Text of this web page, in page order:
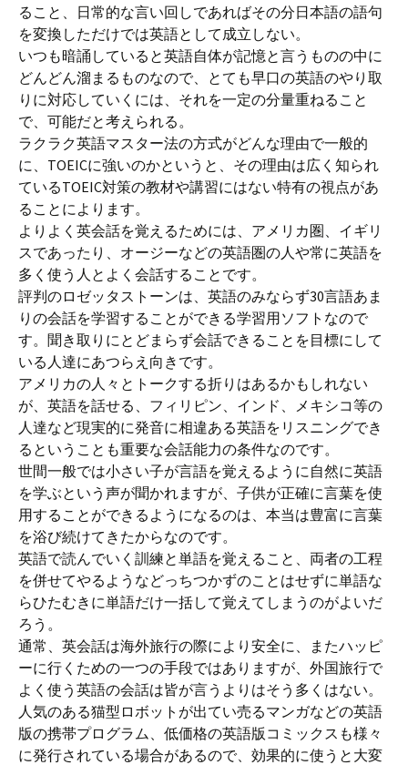
ること、日常的な言い回しであればその分日本語の語句
を変換しただけでは英語として成立しない。
いつも暗誦していると英語自体が記憶と言うものの中に
どんどん溜まるものなので、とても早口の英語のやり取
りに対応していくには、それを一定の分量重ねること
で、可能だと考えられる。
ラクラク英語マスター法の方式がどんな理由で一般的
に、TOEICに強いのかというと、その理由は広く知られ
ているTOEIC対策の教材や講習にはない特有の視点があ
ることによります。
よりよく英会話を覚えるためには、アメリカ圏、イギリ
スであったり、オージーなどの英語圏の人や常に英語を
多く使う人とよく会話することです。
評判のロゼッタストーンは、英語のみならず30言語あま
りの会話を学習することができる学習用ソフトなので
す。聞き取りにとどまらず会話できることを目標にして
いる人達にあつらえ向きです。
アメリカの人々とトークする折りはあるかもしれない
が、英語を話せる、フィリピン、インド、メキシコ等の
人達など現実的に発音に相違ある英語をリスニングでき
るということも重要な会話能力の条件なのです。
世間一般では小さい子が言語を覚えるように自然に英語
を学ぶという声が聞かれますが、子供が正確に言葉を使
用することができるようになるのは、本当は豊富に言葉
を浴び続けてきたからなのです。
英語で読んでいく訓練と単語を覚えること、両者の工程
を併せてやるようなどっちつかずのことはせずに単語な
らひたむきに単語だけ一括して覚えてしまうのがよいだ
ろう。
通常、英会話は海外旅行の際により安全に、またハッピ
ーに行くための一つの手段ではありますが、外国旅行で
よく使う英語の会話は皆が言うよりはそう多くはない。
人気のある猫型ロボットが出てい売るマンガなどの英語
版の携帯プログラム、低価格の英語版コミックスも様々
に発行されている場合があるので、効果的に使うと大変